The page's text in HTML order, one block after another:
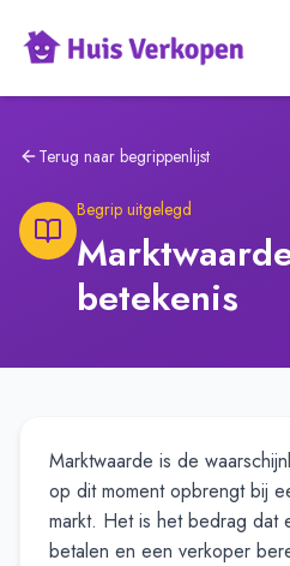
Terug naar begrippenlijst
Begrip uitgelegd
betekenis
Marktwaarde is de
op dit moment opbrengt bij
markt. Het is het bedrag dat
betalen en een verkoper